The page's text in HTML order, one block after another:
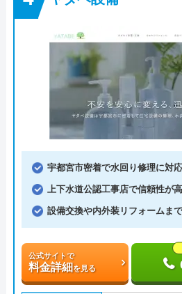
宇都宮市密着で水回り修理に対応
上下水道公認工事店で信頼性が
設備交換や内外装リフォームま
公式サイトで
料金詳細を見る